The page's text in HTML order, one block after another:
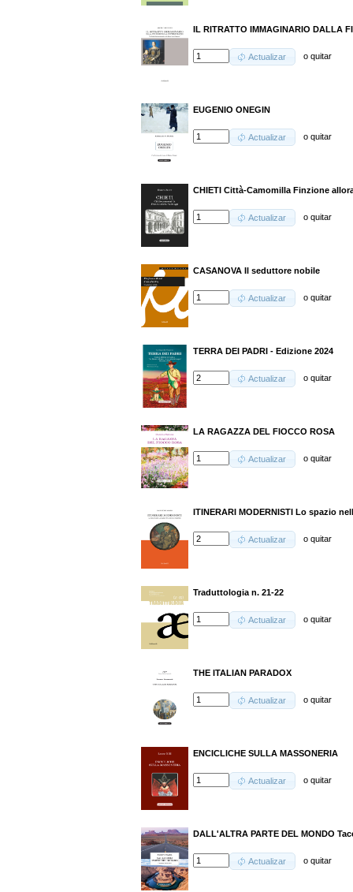
IL RITRATTO IMMAGINARIO DALLA
Actualizar oquitar
EUGENIO ONEGIN
Actualizar oquitar
CHIETI Città-Camomilla Finzione
Actualizar oquitar
CASANOVA Il seduttore nobile
Actualizar oquitar
TERRA DEI PADRI - Edizione 2024
Actualizar oquitar
LA RAGAZZA DEL FIOCCO ROSA
Actualizar oquitar
ITINERARI MODERNISTI Lo spazio
Actualizar oquitar
Traduttologia n. 21-22
Actualizar oquitar
THE ITALIAN PARADOX
Actualizar oquitar
ENCICLICHE SULLA MASSONERIA
Actualizar oquitar
DALL'ALTRA PARTE DEL MONDO
Actualizar oquitar